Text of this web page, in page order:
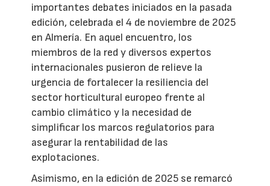
importantes debates iniciados en la pasada
edición, celebrada el 4 de noviembre de 2025
en Almería. En aquel encuentro, los
miembros de la red y diversos expertos
internacionales pusieron de relieve la
urgencia de fortalecer la resiliencia del
sector horticultural europeo frente al
cambio climático y la necesidad de
simplificar los marcos regulatorios para
asegurar la rentabilidad de las
explotaciones.
Asimismo, en la edición de 2025 se remarcó